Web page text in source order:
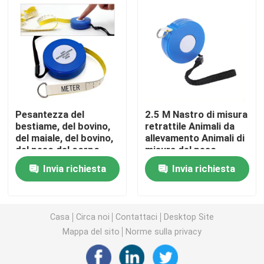
Misura di nastro del diametro
Nastro di misurazione del peso animale
calibro del grasso corporeo
Metà di nastro di circonferenza del braccio
Nastro di misurazione di carta
misura di nastro d'acciaio
Pesantezza del
bestiame, del bovino,
del maiale, del bovino,
del peso del corpo,
dell'animale, del
materiale del nastro di
misura
Invia richiesta
2.5 M Nastro di misura
retrattile Animali da
allevamento Animali di
misura del peso
corporeo Nastro di
misura per cliniche
veterinarie
Invia richiesta
Casa Circa noi Contattaci
Desktop Site
Mappa del sito
Norme sulla privacy